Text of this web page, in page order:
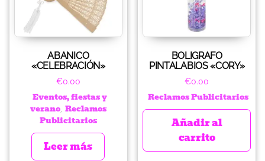
ABANICO
«CELEBRACIÓN»
€0.00
Eventos, fiestas y
verano, Reclamos
Publicitarios
Leer más
BOLIGRAFO
PINTALABIOS «CORY»
€0.00
Reclamos Publicitarios
Añadir al
carrito